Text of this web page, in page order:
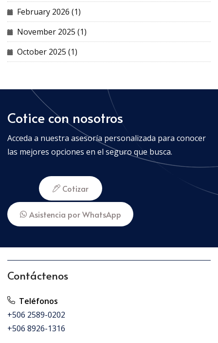
February 2026 (1)
November 2025 (1)
October 2025 (1)
Cotice con nosotros
Acceda a nuestra asesoría personalizada para conocer
las mejores opciones en el seguro que busca.
Cotizar
Asistencia por WhatsApp
Contáctenos
Teléfonos
+506 2589-0202
+506 8926-1316